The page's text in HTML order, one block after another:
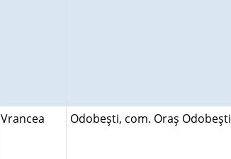
Vrancea Odobeşti, com. Oraş Odobeşti